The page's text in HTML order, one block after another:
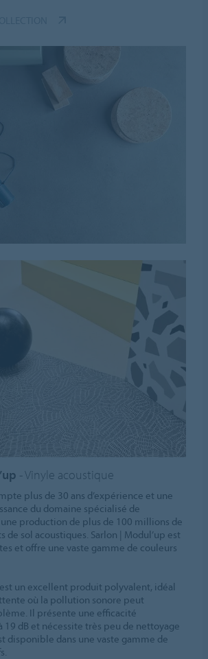
- Vinyle acoustique
plus de 30 ans d’expérience et une
du domaine spécialisé de
une production de plus de 100 millions de
de sol acoustiques. Sarlon | Modul’up est
et offre une vaste gamme de couleurs
un excellent produit polyvalent, idéal
où la pollution sonore peut
Il présente une efficacité
19 dB et nécessite très peu de nettoyage
disponible dans une vaste gamme de